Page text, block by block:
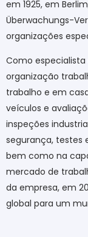
em 1925, em
Überwachungs-
organizações
Como
organização
trabalho e em
veículos e
inspeções
segurança, testes
bem como na
mercado de
da empresa, em
global para um